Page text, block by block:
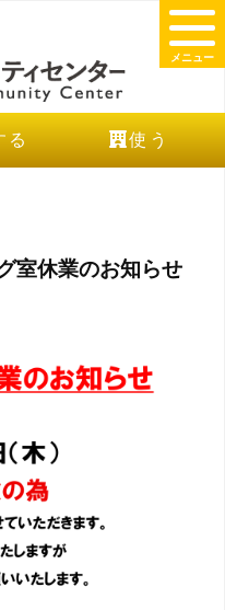
る 使う
メニュー
室休業のお知らせ